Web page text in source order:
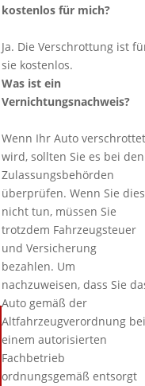
kostenlos für mich?
Ja. Die Verschrottung ist
sie kostenlos.
Was ist ein
Vernichtungsnachweis?
Wenn Ihr Auto verschrottet
wird, sollten Sie es bei den
Zulassungsbehörden
überprüfen. Wenn Sie dies
nicht tun, müssen Sie
trotzdem Fahrzeugsteuer
und Versicherung
bezahlen. Um
nachzuweisen, dass Sie
Auto gemäß der
Altfahrzeugverordnung bei
einem autorisierten
Fachbetrieb
ordnungsgemäß entsorgt